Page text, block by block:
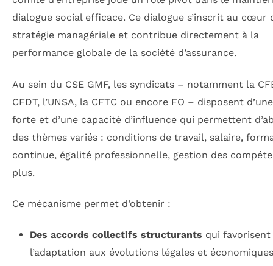
dialogue social efficace. Ce dialogue s’inscrit au cœur
stratégie managériale et contribue directement à la
performance globale de la société d’assurance.
Au sein du CSE GMF, les syndicats – notamment la
CFDT, l’UNSA, la CFTC ou encore FO – disposent
forte et d’une capacité d’influence qui permettent
des thèmes variés : conditions de travail, salaire,
continue, égalité professionnelle, gestion des
plus.
Ce mécanisme permet d’obtenir :
Des accords collectifs structurants qui favorisent
l’adaptation aux évolutions légales et